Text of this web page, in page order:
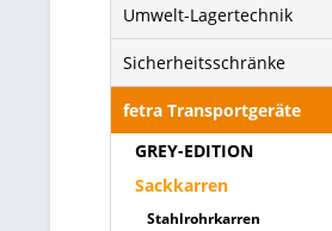
Umwelt-Lagertechnik
Sicherheitsschränke
fetra Transportgeräte
GREY-EDITION
Sackkarren
Stahlrohrkarren